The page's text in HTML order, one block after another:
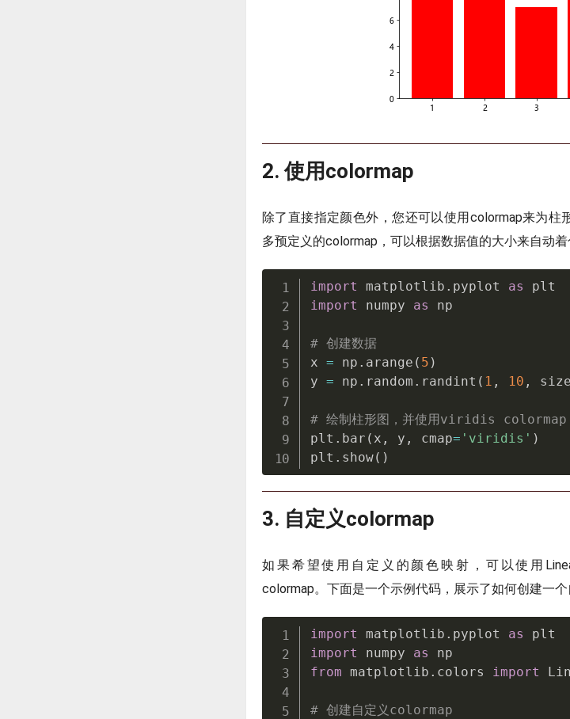
2. 使用colormap
除了直接指定颜色外，您还可以使用colormap来为
多预定义的colormap，可以根据数据值的大小来自动着
import matplotlib . pyplot as
import numpy as np
# 创建数据
x = np . arange ( 5 )
y = np . random . randint ( 1 , 10 , size
# 绘制柱形图，并使用viridis colormap
plt . bar ( x , y , cmap= 'viridis' )
plt . show( )
3. 自定义colormap
如果希望使用自定义的颜色映射，可以使用
colormap。下面是一个示例代码，展示了如何创建一
import matplotlib . pyplot as
import numpy as
from matplotlib . colors import
# 创建自定义colormap